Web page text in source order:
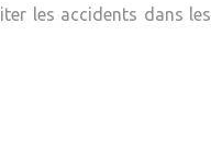
les accidents dans les